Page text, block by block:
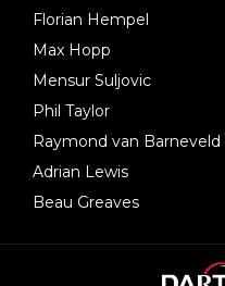
Florian Hempel
Max Hopp
Mensur Suljovic
Phil Taylor
Raymond van Barneveld
Adrian Lewis
Beau Greaves